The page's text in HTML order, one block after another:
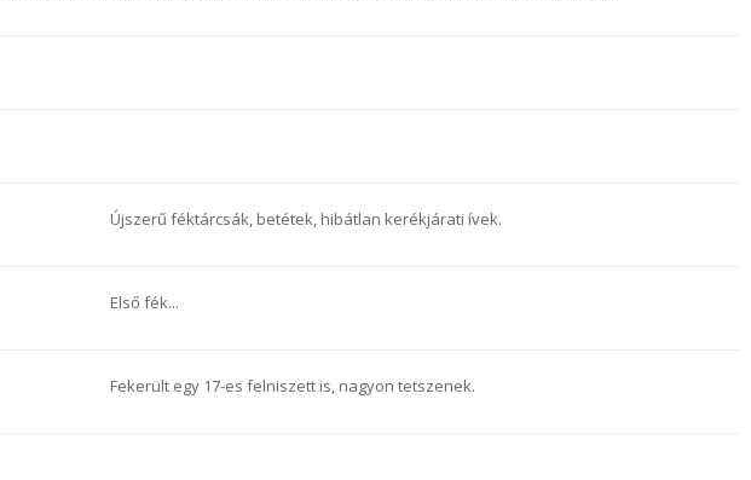
Újszerű féktárcsák, betétek, hibátlan kerékjárati ívek.
Első fék...
Fekerült egy 17-es felniszett is, nagyon tetszenek.